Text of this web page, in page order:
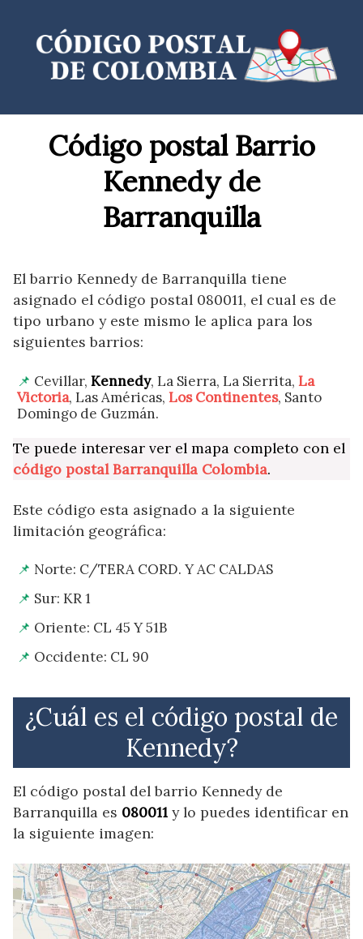
contenido
Código postal Barrio
Kennedy de
Barranquilla
El barrio Kennedy de Barranquilla tiene
asignado el código postal 080011, el cual es de
tipo urbano y este mismo le aplica para los
siguientes barrios:
Cevillar, Kennedy, La Sierra, La Sierrita, La
Victoria, Las Américas, Los Continentes, Santo
Domingo de Guzmán.
Te puede interesar ver el mapa completo con el
código postal Barranquilla Colombia.
Este código esta asignado a la siguiente
limitación geográfica:
Norte: C/TERA CORD. Y AC CALDAS
Sur: KR 1
Oriente: CL 45 Y 51B
Occidente: CL 90
¿Cuál es el código postal de
Kennedy?
El código postal del barrio Kennedy de
Barranquilla es 080011 y lo puedes identificar en
la siguiente imagen: